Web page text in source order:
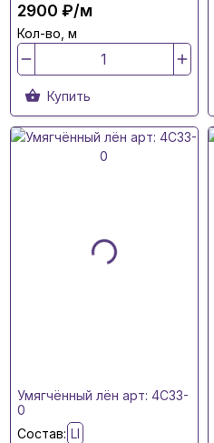
2900 ₽/м
Кол-во, м
Купить
Умягчённый лён арт: 4C33-
0
Состав: LI